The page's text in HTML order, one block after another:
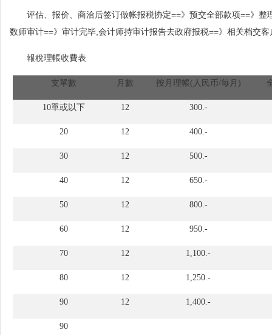
评估、报价、商洽后签订做帐报税协定==》预交全部款项==》
数师审计==》审计完毕,会计师持审计报告去政府报税==》相关档交客
報稅理帳收費表
支單數 月數 按月理帳(人民币/每月)
10單或以下 12 300.-
20 12 400.-
30 12 500.-
40 12 650.-
50 12 800.-
60 12 950.-
70 12 1,100.-
80 12 1,250.-
90 12 1,400.-
90